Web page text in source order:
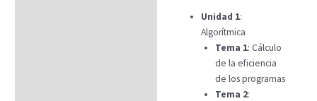
Unidad 1:
Algorítmica
Tema 1: Cálculo
de la eficiencia
de los programas
Tema 2: